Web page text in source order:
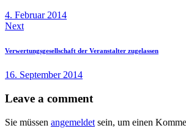
4. Februar 2014
Next
Verwertungsgesellschaft der Veranstalter zugelassen
16. September 2014
Leave a comment
Sie müssen angemeldet sein, um einen